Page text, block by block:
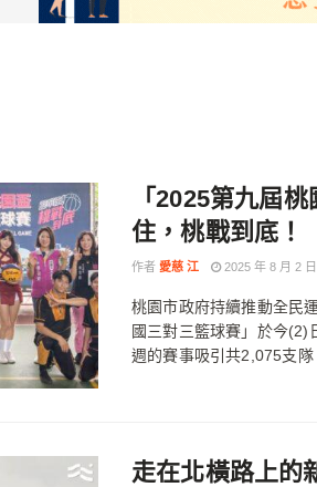
「2025第九屆
住，桃戰到底！
作者 愛慈 江 2025 年 8 月 2 日
桃園市政府持續推動全民
國三對三籃球賽」於今(2)
週的賽事吸引共2,075支隊
走在北橫路上